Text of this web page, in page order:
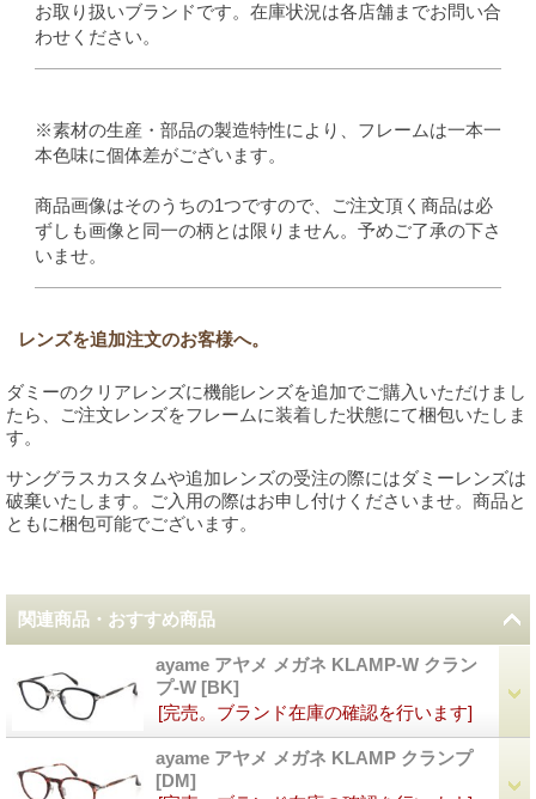
お取り扱いブランドです。在庫状況は各店舗までお問い合
わせください。
※素材の生産・部品の製造特性により、フレームは一本一
本色味に個体差がございます。
商品画像はそのうちの1つですので、ご注文頂く商品は必
ずしも画像と同一の柄とは限りません。予めご了承の下さ
いませ。
レンズを追加注文のお客様へ。
ダミーのクリアレンズに機能レンズを追加でご購入いただけまし
たら、ご注文レンズをフレームに装着した状態にて梱包いたしま
す。
サングラスカスタムや追加レンズの受注の際にはダミーレンズは
破棄いたします。ご入用の際はお申し付けくださいませ。商品と
ともに梱包可能でございます。
関連商品・おすすめ商品
ayame アヤメ メガネ KLAMP-W クラン
プ-W [BK]
[完売。ブランド在庫の確認を行います]
ayame アヤメ メガネ KLAMP クランプ
[DM]